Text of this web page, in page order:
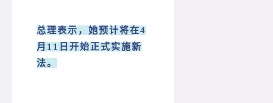
总理表示，她预计将在4
月11日开始正式实施新
法。